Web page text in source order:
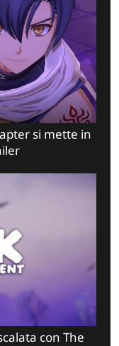
si mette in
con The